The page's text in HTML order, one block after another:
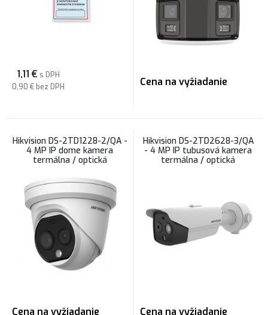
1,11 € s DPH
0,90 € bez DPH Cena na vyžiadanie
Hikvision DS-2TD1228-2/QA -
4 MP IP dome kamera
termálna / optická
Cena na vyžiadanie
Hikvision DS-2TD2628-3/QA
- 4 MP IP tubusová kamera
termálna / optická
Cena na vyžiadanie